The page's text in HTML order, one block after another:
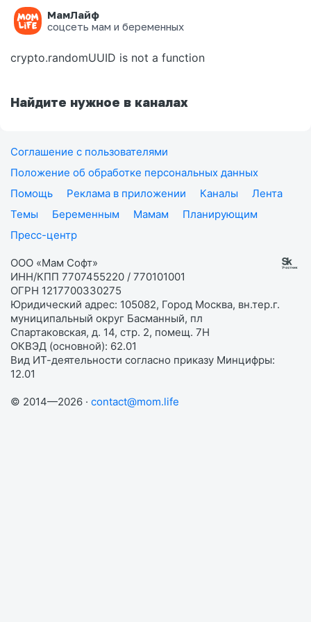
МамЛайф
соцсеть мам и беременных
Ошибка на странице
crypto.randomUUID is not a function
Найдите нужное в каналах
Соглашение с пользователями
Положение об обработке персональных данных
Помощь
Реклама в приложении Каналы
Лента
Темы
Беременным Мамам
Планирующим
Пресс-центр
ООО «Мам Софт»
ИНН/КПП 7707455220 / 770101001
ОГРН 1217700330275
Юридический адрес: 105082, Город Москва, вн.тер.г.
муниципальный округ Басманный, пл
Спартаковская, д. 14, стр. 2, помещ. 7Н
ОКВЭД (основной): 62.01
Вид ИТ-деятельности согласно приказу Минцифры:
12.01
© 2014—2026 · contact@mom.life